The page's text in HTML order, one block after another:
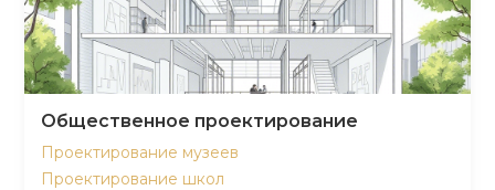
Общественное проектирование
Проектирование музеев
Проектирование школ